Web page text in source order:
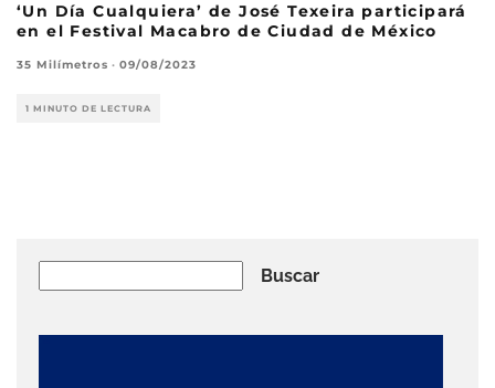
‘Un Día Cualquiera’ de José Texeira participará
en el Festival Macabro de Ciudad de México
35 Milímetros · 09/08/2023
1 MINUTO DE LECTURA
Buscar